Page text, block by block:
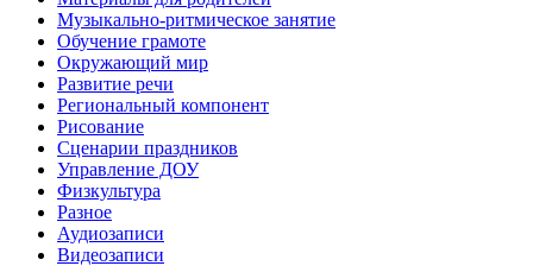
Музыкально-ритмическое занятие
Обучение грамоте
Окружающий мир
Развитие речи
Региональный компонент
Рисование
Сценарии праздников
Управление ДОУ
Физкультура
Разное
Аудиозаписи
Видеозаписи